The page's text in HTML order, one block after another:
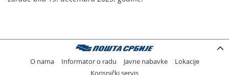
O nama Informator o radu Javne nabavke
Lokacije
Korisnički servis